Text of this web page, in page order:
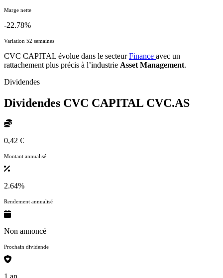
Marge nette
-22.78%
Variation 52 semaines
CVC CAPITAL évolue dans le secteurFinance avec un
rattachement plus précis à l’industrie Asset Management.
Dividendes
Dividendes CVC CAPITAL CVC.AS
0,42 €
Montant annualisé
2.64%
Rendement annualisé
Non annoncé
Prochain dividende